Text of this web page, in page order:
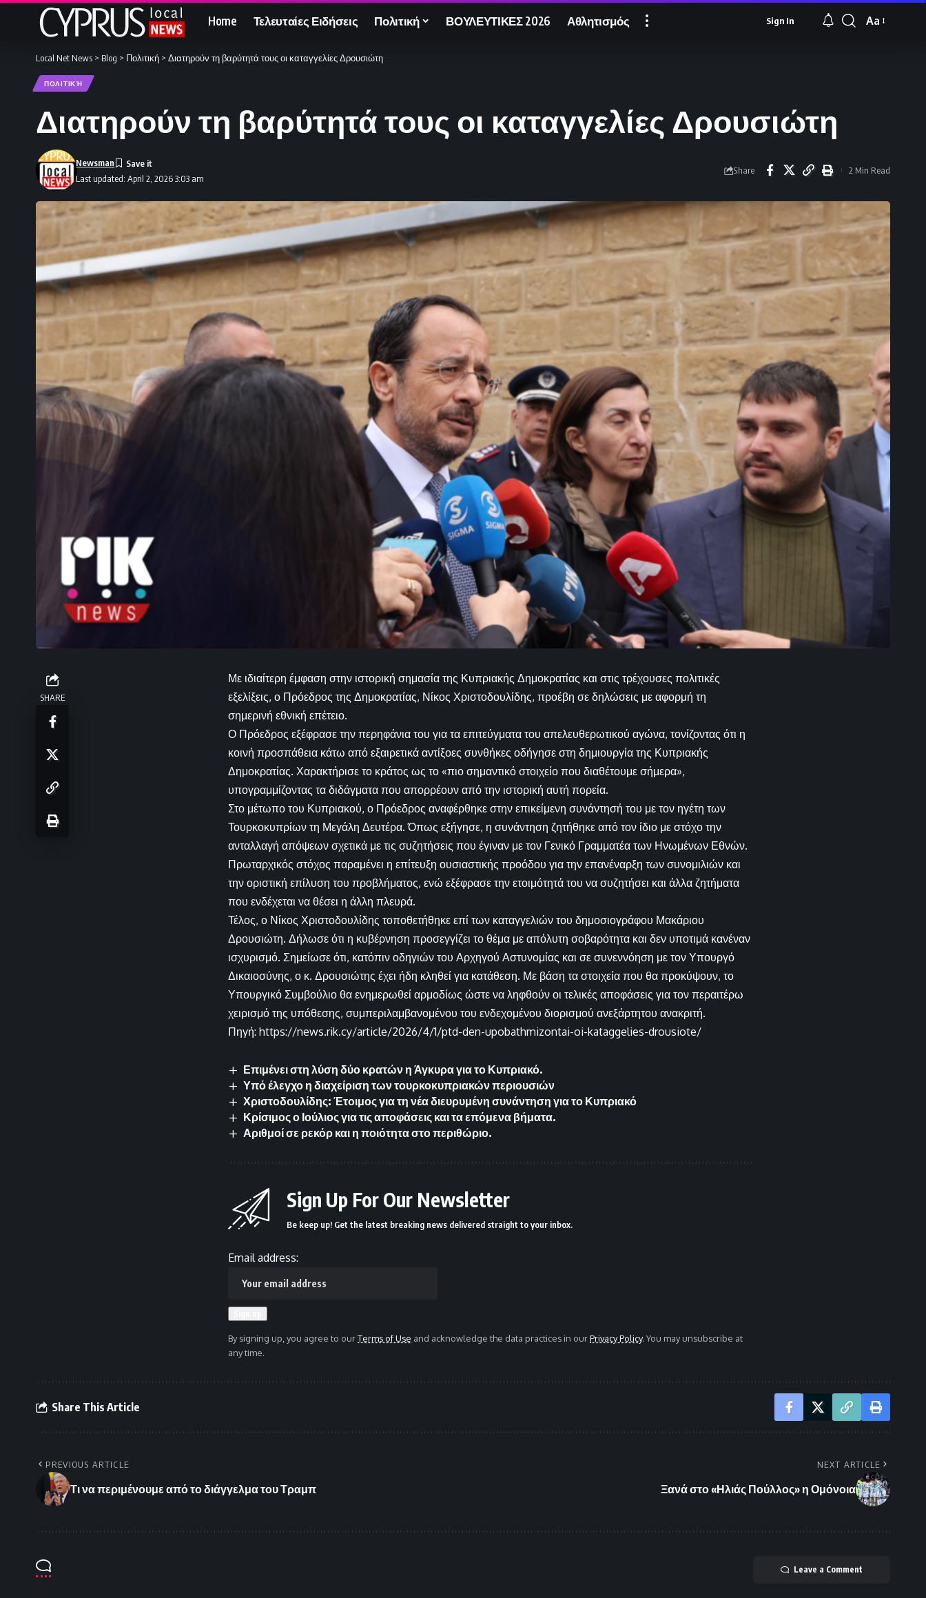
Home Τελευταίες Ειδήσεις Πολιτική ΒΟΥΛΕΥΤΙΚΕΣ 2026 Αθλητισμός Sign In
Font
Aa
Local Net News > Blog > Πολιτική > Διατηρούν τη βαρύτητά τους οι καταγγελίες Δρουσιώτη
ΠΟΛΙΤΙΚΉ
Διατηρούν τη βαρύτητά τους οι καταγγελίες Δρουσιώτη
Last updated: April 2, 2026 3:03 am
Newsman
Share 2 Min Read
SHARE
Με ιδιαίτερη έμφαση στην ιστορική σημασία της Κυπριακής Δημοκρατίας και στις τρέχουσες πολιτικές
εξελίξεις, ο Πρόεδρος της Δημοκρατίας, Νίκος Χριστοδουλίδης, προέβη σε δηλώσεις με αφορμή τη
σημερινή εθνική επέτειο.
Ο Πρόεδρος εξέφρασε την περηφάνια του για τα επιτεύγματα του απελευθερωτικού αγώνα, τονίζοντας ότι η
κοινή προσπάθεια κάτω από εξαιρετικά αντίξοες συνθήκες οδήγησε στη δημιουργία της Κυπριακής
Δημοκρατίας. Χαρακτήρισε το κράτος ως το «πιο σημαντικό στοιχείο που διαθέτουμε σήμερα»,
υπογραμμίζοντας τα διδάγματα που απορρέουν από την ιστορική αυτή πορεία.
Στο μέτωπο του Κυπριακού, ο Πρόεδρος αναφέρθηκε στην επικείμενη συνάντησή του με τον ηγέτη των
Τουρκοκυπρίων τη Μεγάλη Δευτέρα. Όπως εξήγησε, η συνάντηση ζητήθηκε από τον ίδιο με στόχο την
ανταλλαγή απόψεων σχετικά με τις συζητήσεις που έγιναν με τον Γενικό Γραμματέα των Ηνωμένων Εθνών.
Πρωταρχικός στόχος παραμένει η επίτευξη ουσιαστικής προόδου για την επανέναρξη των συνομιλιών και
την οριστική επίλυση του προβλήματος, ενώ εξέφρασε την ετοιμότητά του να συζητήσει και άλλα ζητήματα
που ενδέχεται να θέσει η άλλη πλευρά.
Τέλος, ο Νίκος Χριστοδουλίδης τοποθετήθηκε επί των καταγγελιών του δημοσιογράφου Μακάριου
Δρουσιώτη. Δήλωσε ότι η κυβέρνηση προσεγγίζει το θέμα με απόλυτη σοβαρότητα και δεν υποτιμά κανέναν
ισχυρισμό. Σημείωσε ότι, κατόπιν οδηγιών του Αρχηγού Αστυνομίας και σε συνεννόηση με τον Υπουργό
Δικαιοσύνης, ο κ. Δρουσιώτης έχει ήδη κληθεί για κατάθεση. Με βάση τα στοιχεία που θα προκύψουν, το
Υπουργικό Συμβούλιο θα ενημερωθεί αρμοδίως ώστε να ληφθούν οι τελικές αποφάσεις για τον περαιτέρω
χειρισμό της υπόθεσης, συμπεριλαμβανομένου του ενδεχομένου διορισμού ανεξάρτητου ανακριτή.
Πηγή: https://news.rik.cy/article/2026/4/1/ptd-den-upobathmizontai-oi-kataggelies-drousiote/
Επιμένει στη λύση δύο κρατών η Άγκυρα για το Κυπριακό.
Υπό έλεγχο η διαχείριση των τουρκοκυπριακών περιουσιών
Χριστοδουλίδης: Έτοιμος για τη νέα διευρυμένη συνάντηση για το Κυπριακό
Κρίσιμος ο Ιούλιος για τις αποφάσεις και τα επόμενα βήματα.
Αριθμοί σε ρεκόρ και η ποιότητα στο περιθώριο.
Sign Up For Our Newsletter
Be keep up! Get the latest breaking news delivered straight to your inbox.
Email address:
By signing up, you agree to ourTerms of Use and acknowledge the data practices in ourPrivacy Policy. You may unsubscribe at
any time.
Share This Article
PREVIOUS ARTICLE
Τι να περιμένουμε από το διάγγελμα του Τραμπ
NEXT ARTICLE
Ξανά στο «Ηλιάς Πούλλος» η Ομόνοια
Leave a Comment